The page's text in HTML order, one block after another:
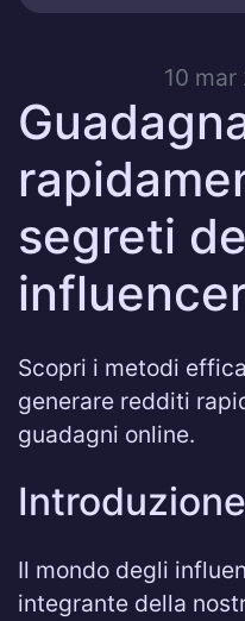
10 mar
segreti
Scopri i metodi
generare redditi
guadagni online.
Il mondo degli
integrante della